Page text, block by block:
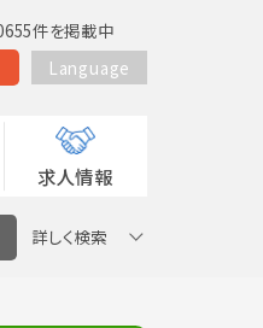
件を掲載中
Language
求人情報
詳しく検索